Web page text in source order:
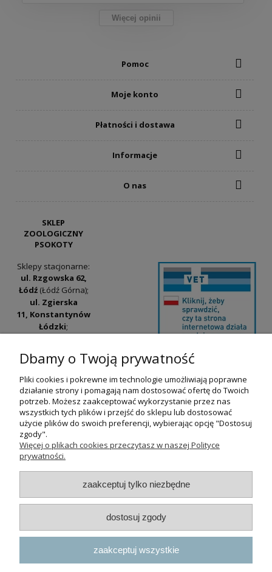
Więcej opinii
Pomoc
Moje konto
Płatności i dostawa
Informacje
O nas
SKLEP
ZOOLOGICZNY
PSOKOTY
Sklepy stacjonarne:
ul. Rzgowska 62,
Łódź(Łódź Górna);
ul. Zgierska
11, Konstantynów
Łódzki;
Widzew).
Godziny otwarcia:
pn-pt 9:00-17:00
+48 530 230 483
psokoty@psokoty.pl
Sklep internetowy Shoper.pl
Dbamy o Twoją prywatność
Pliki cookies i pokrewne im technologie umożliwiają poprawne
działanie strony i pomagają nam dostosować ofertę do Twoich
potrzeb. Możesz zaakceptować wykorzystanie przez nas
wszystkich tych plików i przejść do sklepu lub dostosować
użycie plików do swoich preferencji, wybierając opcję "Dostosuj
zgody".
Więcej o plikach cookies przeczytasz w naszej Polityce
prywatności.
zaakceptuj tylko niezbędne
dostosuj zgody
zaakceptuj wszystkie